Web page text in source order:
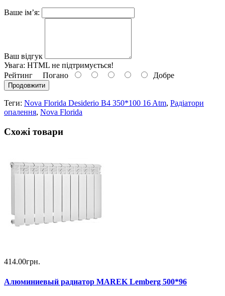
Ваше ім’я:
Ваш відгук
Увага: HTML не підтримується!
Рейтинг Погано Добре
Продовжити
Теги: Nova Florida Desiderio B4 350*100 16 Atm, Радіатори
опалення, Nova Florida
Схожі товари
414.00грн.
Алюминиевый радиатор MAREK Lemberg 500*96